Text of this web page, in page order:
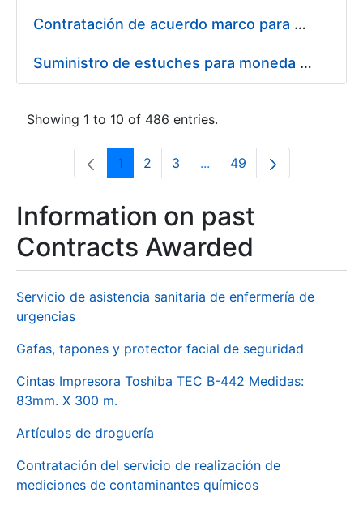
Contratación de acuerdo marco para el Suministro de Material de Electricidad para la Fábrica Nacional de Moneda y Timbre-Real Casa de la Moneda en su centro de trabajo de Burgos
Suministro de estuches para moneda de 30 €
Showing 1 to 10 of 486 entries.
Page
1 Page
2 Page
3 ...Intermediate Pages Use
Page
49
Information on past
Contracts Awarded
Servicio de asistencia sanitaria de enfermería de
urgencias
Gafas, tapones y protector facial de seguridad
Cintas Impresora Toshiba TEC B-442 Medidas:
83mm. X 300 m.
Artículos de droguería
Contratación del servicio de realización de
mediciones de contaminantes químicos